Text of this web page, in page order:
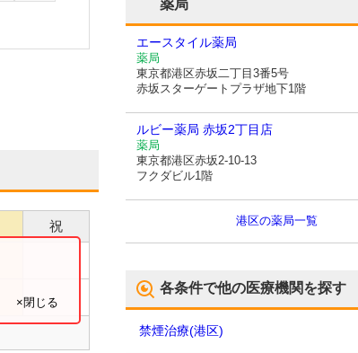
祝
×閉じる
薬局
エースタイル薬局
薬局
東京都港区赤坂二丁目3番5号
赤坂スターゲートプラザ地下1階
ルビー薬局 赤坂2丁目店
薬局
東京都港区赤坂2-10-13
フクダビル1階
港区の薬局一覧
各条件で他の医療機関を探す
禁煙治療(港区)